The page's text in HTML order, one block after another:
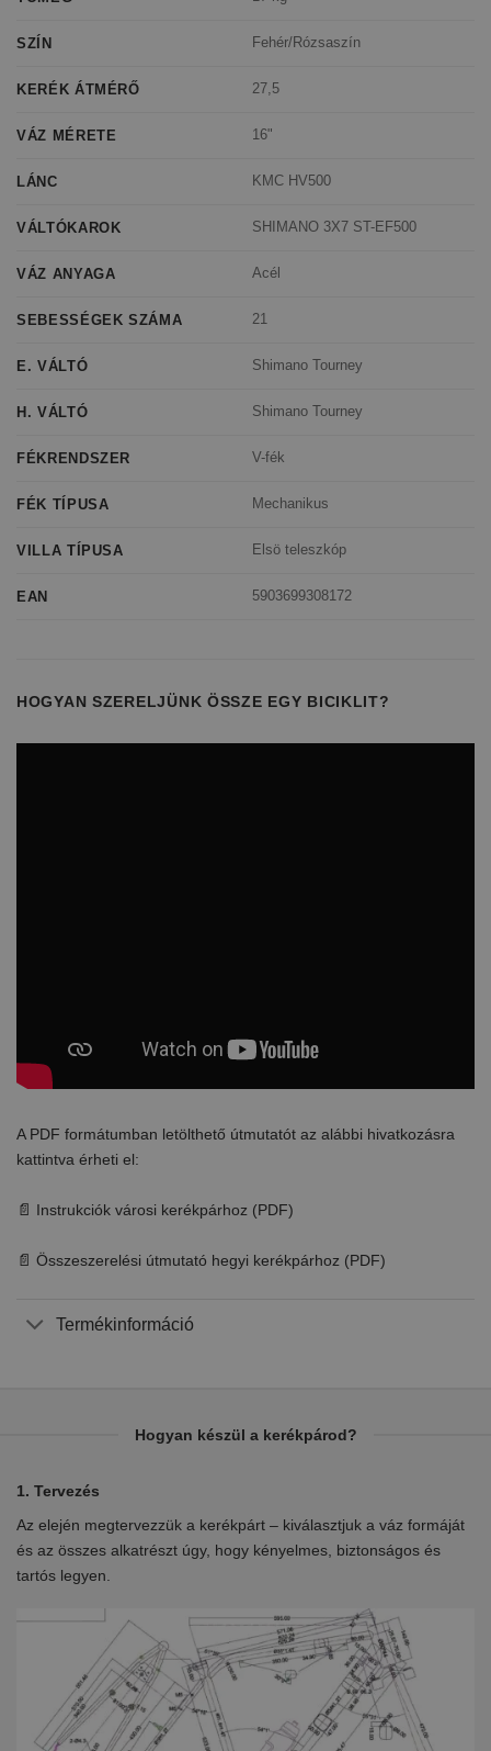
SZÍN Fehér/Rózsaszín
KERÉK ÁTMÉRŐ 27,5
VÁZ MÉRETE 16"
LÁNC KMC HV500
VÁLTÓKAROK SHIMANO 3X7 ST-EF500
VÁZ ANYAGA Acél
SEBESSÉGEK SZÁMA 21
E. VÁLTÓ Shimano Tourney
H. VÁLTÓ Shimano Tourney
FÉKRENDSZER V-fék
FÉK TÍPUSA Mechanikus
VILLA TÍPUSA Elsö teleszkóp
EAN 5903699308172
HOGYAN SZERELJÜNK ÖSSZE EGY BICIKLIT?
A PDF formátumban letölthető útmutatót az alábbi hivatkozásra
kattintva érheti el:
📄 Instrukciók városi kerékpárhoz (PDF)
📄 Összeszerelési útmutató hegyi kerékpárhoz (PDF)
Termékinformáció
Hogyan készül a kerékpárod?
1. Tervezés
Az elején megtervezzük a kerékpárt – kiválasztjuk a váz formáját
és az összes alkatrészt úgy, hogy kényelmes, biztonságos és
tartós legyen.